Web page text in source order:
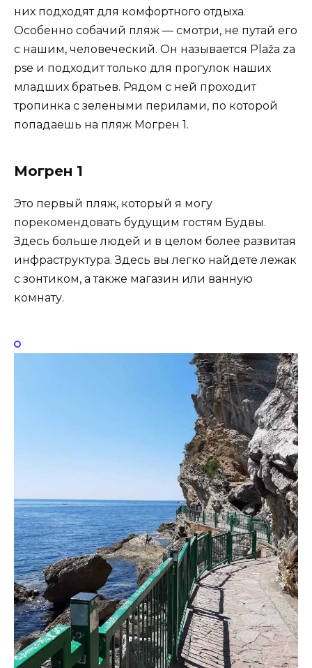
них подходят для комфортного отдыха.
Особенно собачий пляж — смотри, не путай его
с нашим, человеческий. Он называется Plaža za
pse и подходит только для прогулок наших
младших братьев. Рядом с ней проходит
тропинка с зелеными перилами, по которой
попадаешь на пляж Могрен 1.
Могрен 1
Это первый пляж, который я могу
порекомендовать будущим гостям Будвы.
Здесь больше людей и в целом более развитая
инфраструктура. Здесь вы легко найдете лежак
с зонтиком, а также магазин или ванную
комнату.